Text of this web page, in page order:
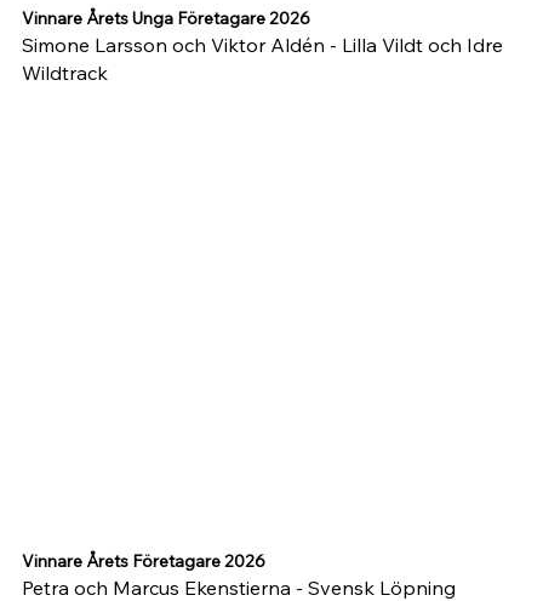
Vinnare Årets Unga Företagare 2026
Simone Larsson och Viktor Aldén - Lilla Vildt och Idre
Wildtrack
Vinnare Årets Företagare 2026
Petra och Marcus Ekenstierna - Svensk Löpning